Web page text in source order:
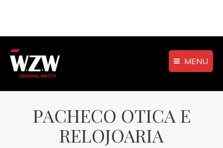
MENU
PACHECO OTICA E
RELOJOARIA